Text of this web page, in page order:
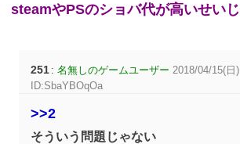
steamやPSのショバ代が高いせい
251 :名無しのゲームユーザー 2018/04/15(日
ID:SbaYBOqOa
>>2
そういう問題じゃない